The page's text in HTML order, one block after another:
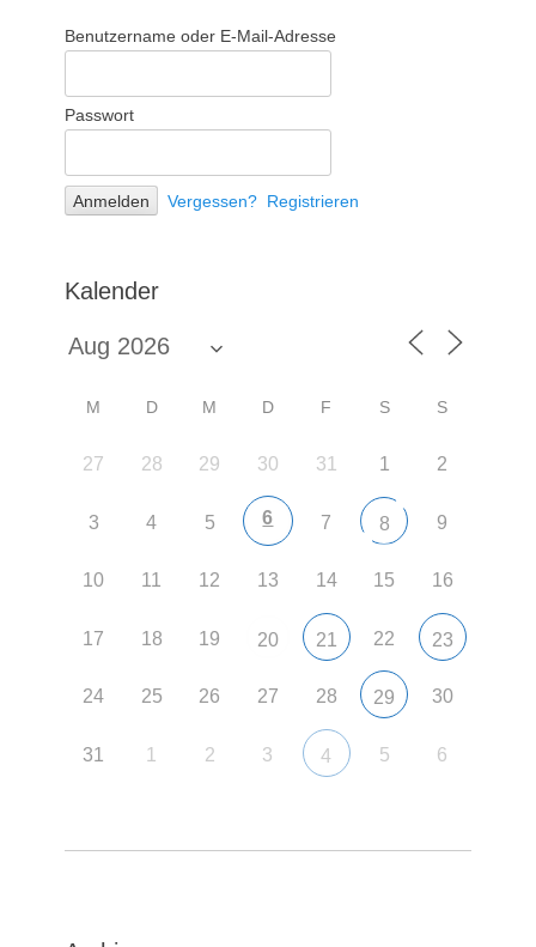
Benutzername oder E-Mail-Adresse
Passwort
Vergessen? Registrieren
Kalender
M D M D F S S
27 28 29 30 31 1 2
3 4 5 6 7 8 9
10 11 12 13 14 15 16
17 18 19 20 21 22 23
24 25 26 27 28 29 30
31 1 2 3 4 5 6